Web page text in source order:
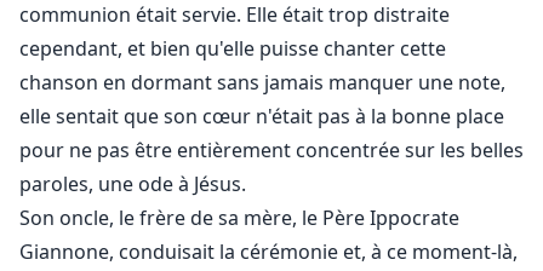
Zorah, en revanche, a une surprise pour son nouveau
mari. Elle ne s'était pas préservée toute sa vie pour se
donner à un homme qu'elle ne connaissait pas, encore
moins qu'elle n'aimait. S'il la veut, il va devoir le mériter.
Elle a peut-être passé la majeure partie de sa vie à
genoux en prière, mais Zorah veut qu'Icaro soit à
genoux, suppliant.
communion était servie. Elle était trop distraite
cependant, et bien qu'elle puisse chanter cette
chanson en dormant sans jamais manquer une note,
elle sentait que son cœur n'était pas à la bonne place
pour ne pas être entièrement concentrée sur les belles
paroles, une ode à Jésus.
Son oncle, le frère de sa mère, le Père Ippocrate
Giannone, conduisait la cérémonie et, à ce moment-là,